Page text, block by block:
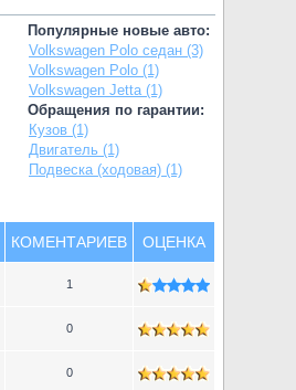
Популярные новые авто:
Volkswagen Polo седан (3)
Volkswagen Polo (1)
Volkswagen Jetta (1)
Обращения по гарантии:
Кузов (1)
Двигатель (1)
Подвеска (ходовая) (1)
КОМЕНТАРИЕВ ОЦЕНКА
1
0
0